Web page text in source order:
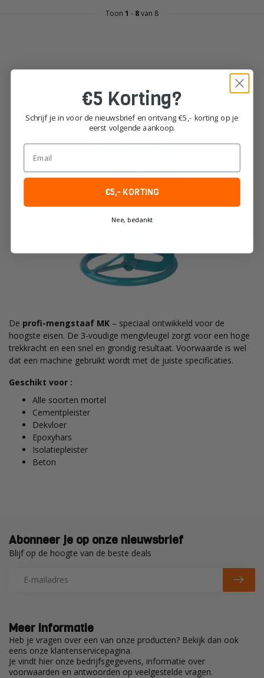
Toon 1 - 8van 8
De profi-mengstaaf MK – speciaal ontwikkeld voor de
hoogste eisen. De 3-voudige mengvleugel zorgt voor een hoge
trekkracht en een snel en grondig resultaat. Voorwaarde is wel
dat een machine gebruikt wordt met de juiste specificaties.
Geschikt voor :
Alle soorten mortel
Cementpleister
Dekvloer
Epoxyhars
Isolatiepleister
Beton
Meer informatie
Heb je vragen over een van onze producten? Bekijk dan ook
eens onze klantenservicepagina.
Je vindt hier onze bedrijfsgegevens, informatie over
voorwaarden en antwoorden op veelgestelde vragen.
Abonneer je op onze nieuwsbrief
Blijf op de hoogte van de beste deals
€5 Korting?
Schrijf je in voor de nieuwsbrief en ontvang €5,- korting op je
eerst volgende aankoop.
Email
€5,- KORTING
Nee, bedankt